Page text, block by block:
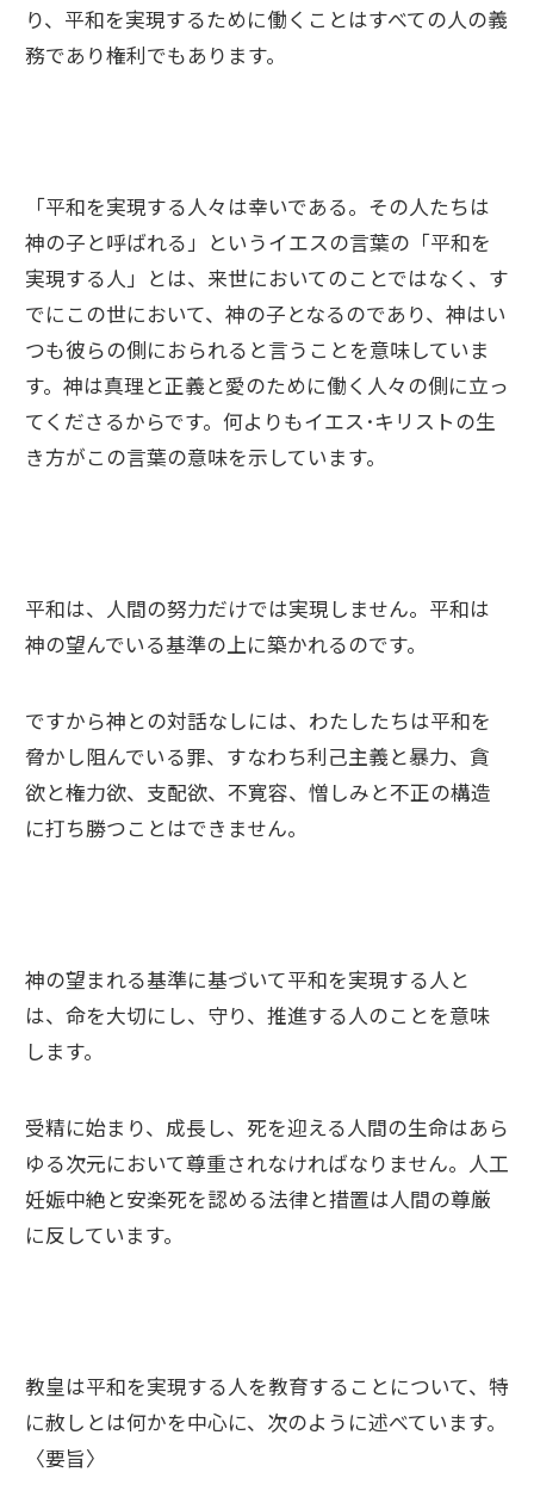
り、平和を実現するために働くことはすべての人の義
務であり権利でもあります。
「平和を実現する人々は幸いである。その人たちは
神の子と呼ばれる」というイエスの言葉の「平和を
実現する人」とは、来世においてのことではなく、す
でにこの世において、神の子となるのであり、神はい
つも彼らの側におられると言うことを意味していま
す。神は真理と正義と愛のために働く人々の側に立っ
てくださるからです。何よりもイエス･キリストの生
き方がこの言葉の意味を示しています。
平和は、人間の努力だけでは実現しません。平和は
神の望んでいる基準の上に築かれるのです。
ですから神との対話なしには、わたしたちは平和を
脅かし阻んでいる罪、すなわち利己主義と暴力、貪
欲と権力欲、支配欲、不寛容、憎しみと不正の構造
に打ち勝つことはできません。
神の望まれる基準に基づいて平和を実現する人と
は、命を大切にし、守り、推進する人のことを意味
します。
受精に始まり、成長し、死を迎える人間の生命はあら
ゆる次元において尊重されなければなりません。人工
妊娠中絶と安楽死を認める法律と措置は人間の尊厳
に反しています。
教皇は平和を実現する人を教育することについて、特
に赦しとは何かを中心に、次のように述べています。
〈要旨〉